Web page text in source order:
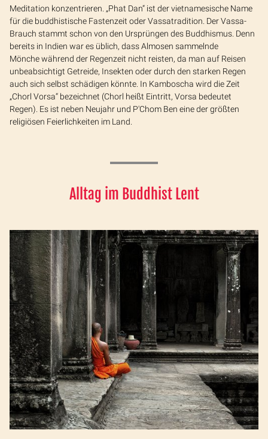
Meditation konzentrieren. „Phat Dan“ ist der vietnamesische Name
für die buddhistische Fastenzeit oder Vassatradition. Der Vassa-
Brauch stammt schon von den Ursprüngen des Buddhismus. Denn
bereits in Indien war es üblich, dass Almosen sammelnde
Mönche während der Regenzeit nicht reisten, da man auf Reisen
unbeabsichtigt Getreide, Insekten oder durch den starken Regen
auch sich selbst schädigen könnte. In Kamboscha wird die Zeit
„Chorl Vorsa“ bezeichnet (Chorl heißt Eintritt, Vorsa bedeutet
Regen). Es ist neben Neujahr und P'Chom Ben eine der größten
religiösen Feierlichkeiten im Land.
Alltag im Buddhist Lent